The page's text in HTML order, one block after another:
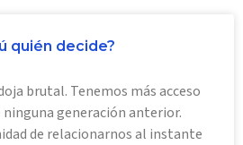
quién decide?
brutal. Tenemos más acceso
generación anterior.
de relacionarnos al instante